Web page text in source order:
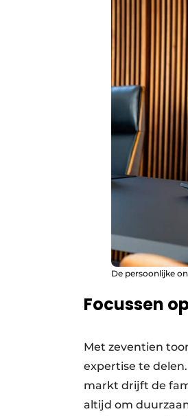
De persoonlijke
Focussen
Met zeventien
expertise te
markt drijft de
altijd om